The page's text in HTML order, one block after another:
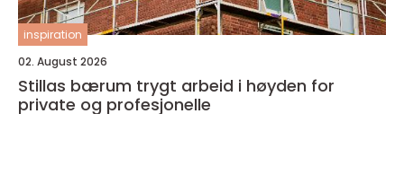
inspiration
02. August 2026
Stillas bærum trygt arbeid i høyden for
private og profesjonelle